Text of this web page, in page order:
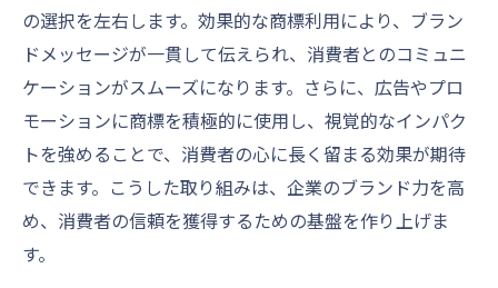
の選択を左右します。効果的な商標利用により、ブラン
ドメッセージが一貫して伝えられ、消費者とのコミュニ
ケーションがスムーズになります。さらに、広告やプロ
モーションに商標を積極的に使用し、視覚的なインパク
トを強めることで、消費者の心に長く留まる効果が期待
できます。こうした取り組みは、企業のブランド力を高
め、消費者の信頼を獲得するための基盤を作り上げま
す。